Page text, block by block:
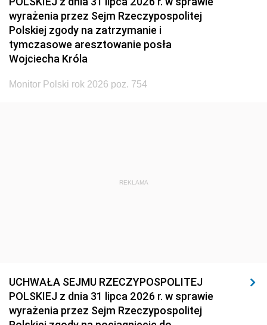
wyrażenia przez Sejm Rzeczypospolitej
Polskiej zgody na zatrzymanie i
tymczasowe aresztowanie posła
Wojciecha Króla
Monitor Polski rok 2026 poz. 754
REKLAMA
UCHWAŁA SEJMU RZECZYPOSPOLITEJ
POLSKIEJ z dnia 31 lipca 2026 r. w sprawie
wyrażenia przez Sejm Rzeczypospolitej